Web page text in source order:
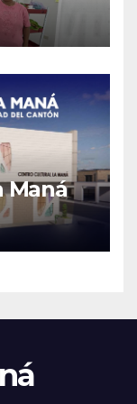
Maná